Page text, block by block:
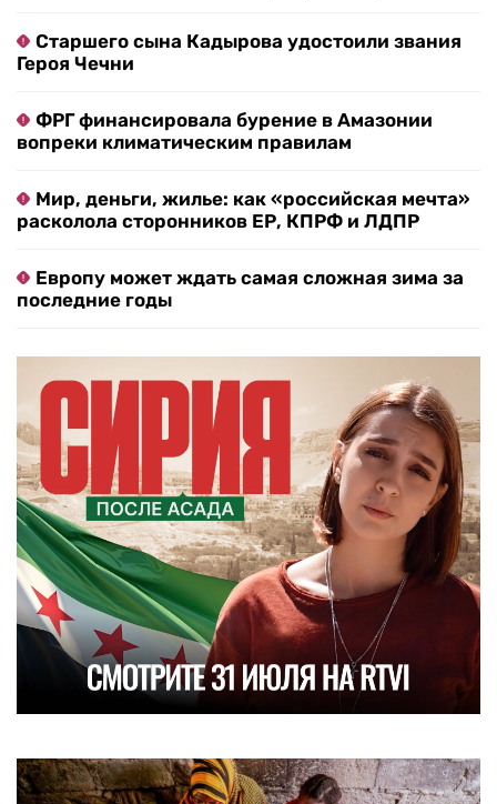
Старшего сына Кадырова удостоили звания
Героя Чечни
ФРГ финансировала бурение в Амазонии
вопреки климатическим правилам
Мир, деньги, жилье: как «российская мечта»
расколола сторонников ЕР, КПРФ и ЛДПР
Европу может ждать самая сложная зима за
последние годы